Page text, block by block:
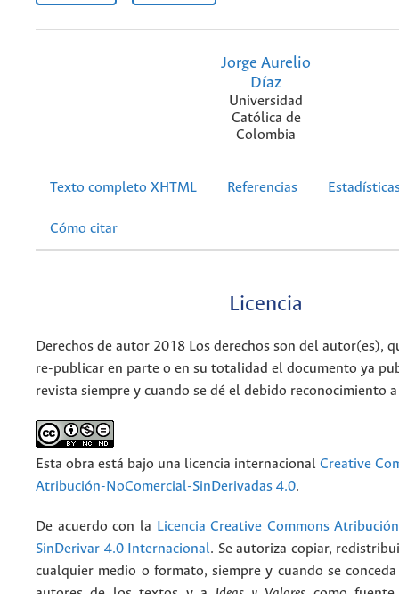
Jorge Aurelio
Díaz
Universidad
Católica de
Colombia
Texto completo XHTML Referencias
Cómo citar
Licencia
Derechos de autor 2018 Los derechos son del autor(es),
re-publicar en parte o en su totalidad el documento ya
revista siempre y cuando se dé el debido reconocimiento
Esta obra está bajo una licencia internacional Creative
Atribución-NoComercial-SinDerivadas 4.0.
De acuerdo con la Licencia Creative Commons
SinDerivar 4.0 Internacional. Se autoriza copiar,
cualquier medio o formato, siempre y cuando se